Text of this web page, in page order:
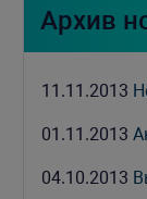
Архив
11.11.2013
01.11.2013
04.10.2013